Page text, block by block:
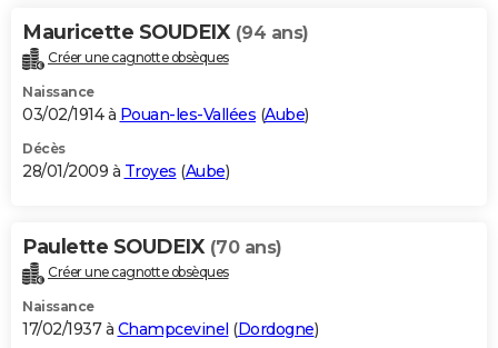
Mauricette SOUDEIX (94 ans)
Créer une cagnotte obsèques
Naissance
03/02/1914 à Pouan-les-Vallées (Aube)
Décès
28/01/2009 à Troyes (Aube)
Paulette SOUDEIX (70 ans)
Créer une cagnotte obsèques
Naissance
17/02/1937 à Champcevinel (Dordogne)